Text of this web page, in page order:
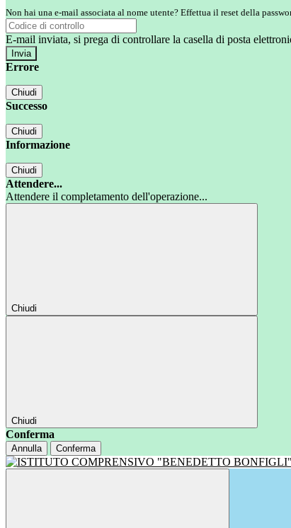
Non hai una e-mail associata al nome utente? Effettua il reset della
E-mail inviata, si prega di controllare la casella di posta
Errore
Chiudi
Successo
Chiudi
Informazione
Chiudi
Attendere...
Attendere il completamento dell'operazione...
Chiudi
Chiudi
Conferma
Annulla Conferma